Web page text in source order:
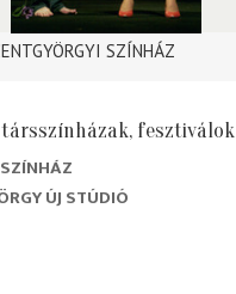
SZÍNHÁZ
fesztiválok
ÚJ STÚDIÓ